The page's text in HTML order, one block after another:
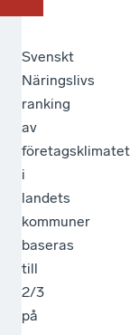
Svenskt
Näringslivs
ranking
av
företagsklimatet
i
landets
kommuner
baseras
till
2/3
på